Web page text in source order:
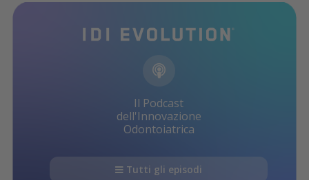
Il Podcast
dell'Innovazione
Odontoiatrica
Tutti gli episodi